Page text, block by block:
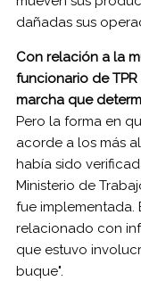
dañadas sus
Con relación a la
funcionario de
marcha que
Pero la forma en
acorde a los más
había sido
Ministerio de
fue implementada.
relacionado con
que estuvo
buque".